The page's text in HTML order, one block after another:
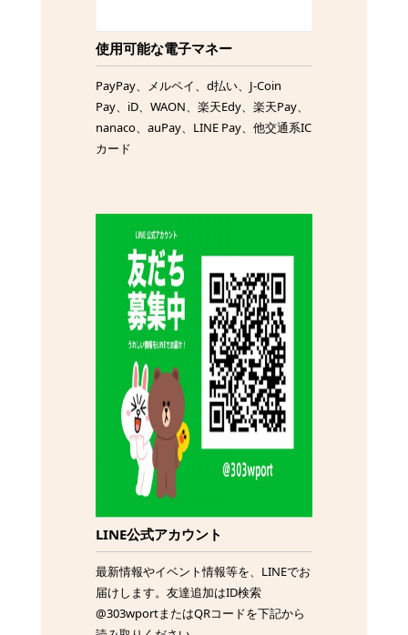
使用可能な電子マネー
PayPay、メルペイ、d払い、J-Coin
Pay、iD、WAON、楽天Edy、楽天Pay、
nanaco、auPay、LINE Pay、他交通系IC
カード
LINE公式アカウント
最新情報やイベント情報等を、LINEでお
届けします。友達追加はID検索
@303wportまたはQRコードを下記から